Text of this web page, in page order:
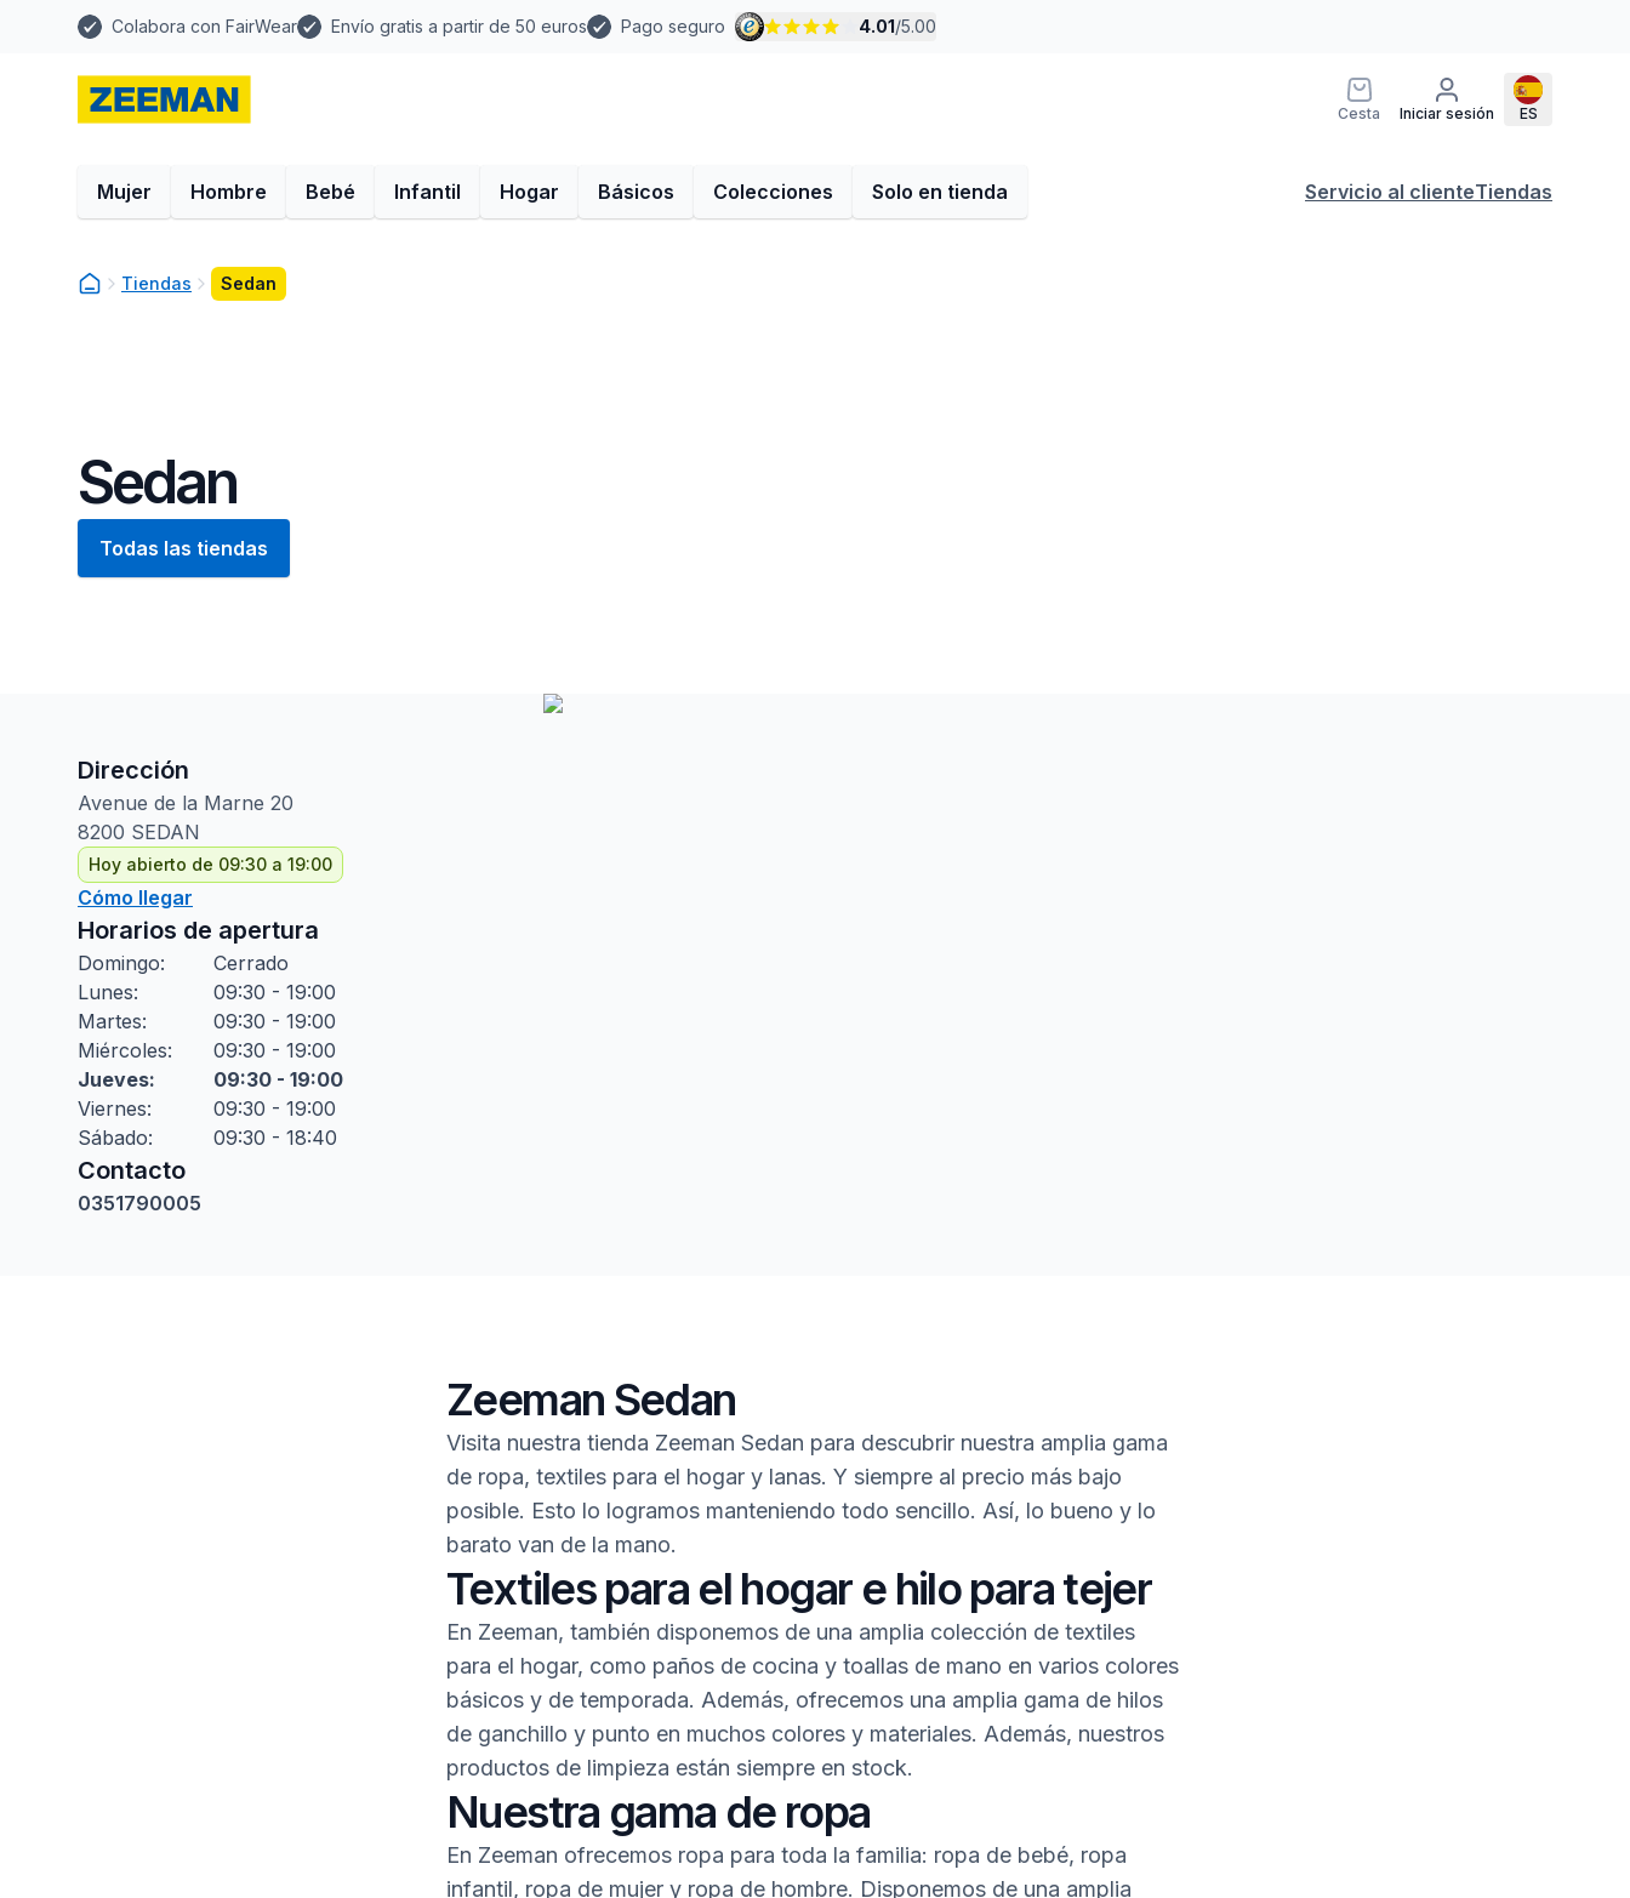
Colabora con FairWear Envío gratis a partir de 50 euros Pago seguro 4.01/5.00
Cesta Iniciar sesión ES
Mujer Hombre Bebé Infantil Hogar Básicos Colecciones Solo en tienda Servicio al clienteTiendas
Tiendas Sedan
Sedan
Todas las tiendas
Dirección
Avenue de la Marne 20
8200 SEDAN
Hoy abierto de 09:30 a 19:00
Cómo llegar
Horarios de apertura
Domingo:
Cerrado
Lunes:
09:30 - 19:00
Martes:
09:30 - 19:00
Miércoles:
09:30 - 19:00
Jueves:
09:30 - 19:00
Viernes:
09:30 - 19:00
Sábado: 09:30 - 18:40
Contacto
0351790005
Zeeman Sedan
Visita nuestra tienda Zeeman Sedan para descubrir nuestra amplia gama
de ropa, textiles para el hogar y lanas. Y siempre al precio más bajo
posible. Esto lo logramos manteniendo todo sencillo. Así, lo bueno y lo
barato van de la mano.
Textiles para el hogar e hilo para tejer
En Zeeman, también disponemos de una amplia colección de textiles
para el hogar, como paños de cocina y toallas de mano en varios colores
básicos y de temporada. Además, ofrecemos una amplia gama de hilos
de ganchillo y punto en muchos colores y materiales. Además, nuestros
productos de limpieza están siempre en stock.
Nuestra gama de ropa
En Zeeman ofrecemos ropa para toda la familia: ropa de bebé, ropa
infantil, ropa de mujer y ropa de hombre. Disponemos de una amplia